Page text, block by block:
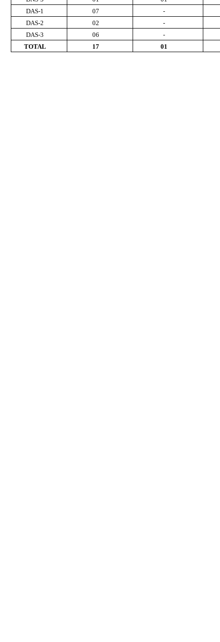
DAS-1
07
-
DAS-2
02
-
DAS-3
06
-
TOTAL
17 01